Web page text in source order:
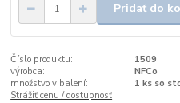
Pridať do
Číslo produktu:
1509
výrobca:
NFCo
množstvo v balení:
1 ks so
Strážiť cenu / dostupnosť